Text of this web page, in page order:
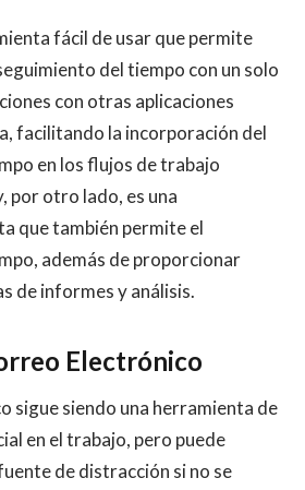
fácil de usar que permite
del tiempo con un solo
con otras aplicaciones
facilitando la incorporación del
en los flujos de trabajo
por otro lado, es una
que también permite el
además de proporcionar
de informes y análisis.
Electrónico
sigue siendo una herramienta de
en el trabajo, pero puede
de distracción si no se